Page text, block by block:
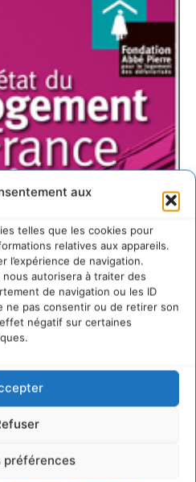
aux
telles que les cookies pour
relatives aux appareils.
l’expérience de navigation.
autorisera à traiter des
de navigation ou les ID
ne pas consentir ou de retirer son
négatif sur certaines
préférences
abbe-pierre.fr/